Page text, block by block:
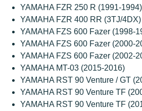
YAMAHA FZR 250 R (1991-1994)
YAMAHA FZR 400 RR (3TJ/
YAMAHA FZS 600 Fazer (1998-
YAMAHA FZS 600 Fazer (2000-
YAMAHA FZS 600 Fazer (2002-
YAMAHA MT-03 (2015-2016)
YAMAHA RST 90 Venture / GT
YAMAHA RST 90 Venture TF
YAMAHA RST 90 Venture TF